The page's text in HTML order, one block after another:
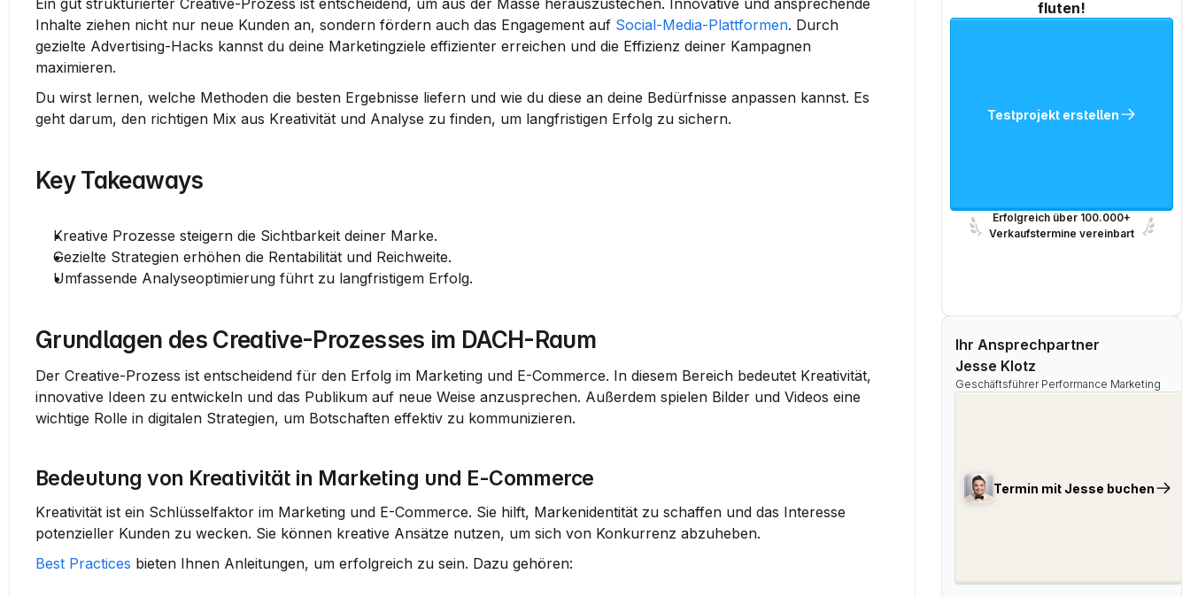
fluten!
Testprojekt erstellen
Erfolgreich über 100.000+
Verkaufstermine vereinbart
Ihr Ansprechpartner
Jesse Klotz
Geschäftsführer Performance Marketing
Termin mit Jesse buchen
Ein gut strukturierter Creative-Prozess ist entscheidend, um aus der Masse herauszustechen. Innovative und ansprechende
Inhalte ziehen nicht nur neue Kunden an, sondern fördern auch das Engagement auf Social-Media-Plattformen. Durch
gezielte Advertising-Hacks kannst du deine Marketingziele effizienter erreichen und die Effizienz deiner Kampagnen
maximieren.
Du wirst lernen, welche Methoden die besten Ergebnisse liefern und wie du diese an deine Bedürfnisse anpassen kannst. Es
geht darum, den richtigen Mix aus Kreativität und Analyse zu finden, um langfristigen Erfolg zu sichern.
Key Takeaways
Kreative Prozesse steigern die Sichtbarkeit deiner Marke.
Gezielte Strategien erhöhen die Rentabilität und Reichweite.
Umfassende Analyseoptimierung führt zu langfristigem Erfolg.
Grundlagen des Creative-Prozesses im DACH-Raum
Der Creative-Prozess ist entscheidend für den Erfolg im Marketing und E-Commerce. In diesem Bereich bedeutet Kreativität,
innovative Ideen zu entwickeln und das Publikum auf neue Weise anzusprechen. Außerdem spielen Bilder und Videos eine
wichtige Rolle in digitalen Strategien, um Botschaften effektiv zu kommunizieren.
Bedeutung von Kreativität in Marketing und E-Commerce
Kreativität ist ein Schlüsselfaktor im Marketing und E-Commerce. Sie hilft, Markenidentität zu schaffen und das Interesse
potenzieller Kunden zu wecken. Sie können kreative Ansätze nutzen, um sich von Konkurrenz abzuheben.
Best Practices bieten Ihnen Anleitungen, um erfolgreich zu sein. Dazu gehören: